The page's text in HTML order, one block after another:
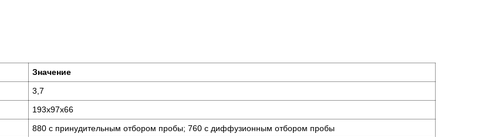
Значение
3,7
193x97x66
880 с принудительным отбором пробы; 760 с диффузионным отбором пробы